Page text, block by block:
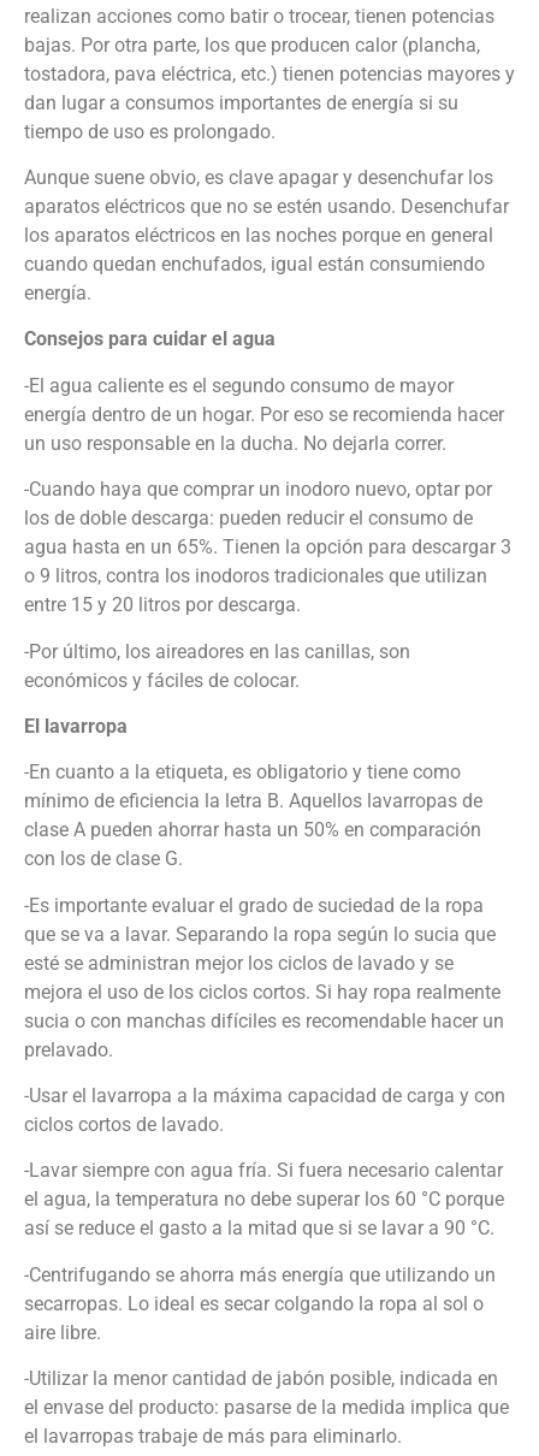
realizan acciones como batir o trocear, tienen potencias
bajas. Por otra parte, los que producen calor (plancha,
tostadora, pava eléctrica, etc.) tienen potencias mayores y
dan lugar a consumos importantes de energía si su
tiempo de uso es prolongado.
Aunque suene obvio, es clave apagar y desenchufar los
aparatos eléctricos que no se estén usando. Desenchufar
los aparatos eléctricos en las noches porque en general
cuando quedan enchufados, igual están consumiendo
energía.
Consejos para cuidar el agua
-El agua caliente es el segundo consumo de mayor
energía dentro de un hogar. Por eso se recomienda hacer
un uso responsable en la ducha. No dejarla correr.
-Cuando haya que comprar un inodoro nuevo, optar por
los de doble descarga: pueden reducir el consumo de
agua hasta en un 65%. Tienen la opción para descargar 3
o 9 litros, contra los inodoros tradicionales que utilizan
entre 15 y 20 litros por descarga.
-Por último, los aireadores en las canillas, son
económicos y fáciles de colocar.
El lavarropa
-En cuanto a la etiqueta, es obligatorio y tiene como
mínimo de eficiencia la letra B. Aquellos lavarropas de
clase A pueden ahorrar hasta un 50% en comparación
con los de clase G.
-Es importante evaluar el grado de suciedad de la ropa
que se va a lavar. Separando la ropa según lo sucia que
esté se administran mejor los ciclos de lavado y se
mejora el uso de los ciclos cortos. Si hay ropa realmente
sucia o con manchas difíciles es recomendable hacer un
prelavado.
-Usar el lavarropa a la máxima capacidad de carga y con
ciclos cortos de lavado.
-Lavar siempre con agua fría. Si fuera necesario calentar
el agua, la temperatura no debe superar los 60 °C porque
así se reduce el gasto a la mitad que si se lavar a 90 °C.
-Centrifugando se ahorra más energía que utilizando un
secarropas. Lo ideal es secar colgando la ropa al sol o
aire libre.
-Utilizar la menor cantidad de jabón posible, indicada en
el envase del producto: pasarse de la medida implica que
el lavarropas trabaje de más para eliminarlo.